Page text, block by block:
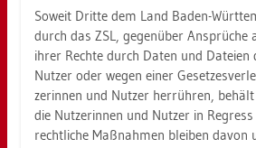
So­weit Drit­te dem Land Baden-
durch das ZSL, ge­gen­über An­sprü­che
ihrer Rech­te durch Daten und Da­tei­en
Nut­zer oder wegen einer
ze­rin­nen und Nut­zer her­rüh­ren,
die Nut­ze­rin­nen und Nut­zer in
recht­li­che Maß­nah­men blei­ben davon